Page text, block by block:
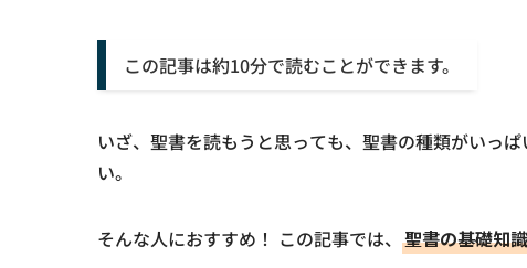
この記事は約10分で読むことができます。
いざ、聖書を読もうと思っても、聖書の種類がいっ
い。
そんな人におすすめ！ この記事では、 聖書の基礎知識